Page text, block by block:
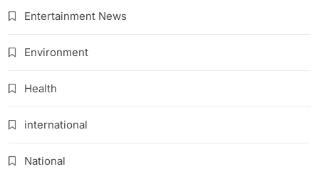
Entertainment News
Environment
Health
international
National